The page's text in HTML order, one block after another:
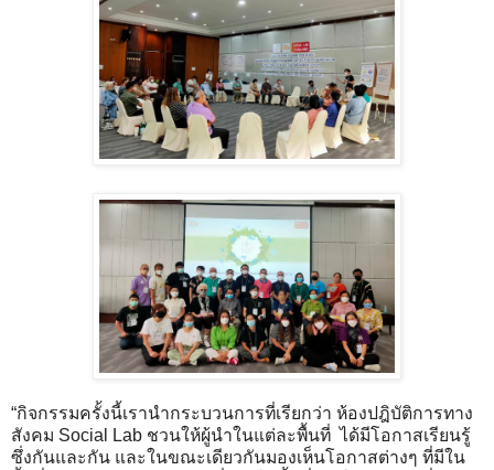
“กิจกรรมครั้งนี้เรานำกระบวนการที่เรียกว่า ห้องปฎิบัติการทาง
สังคม Social Lab ชวนให้ผู้นำในแต่ละพื้นที่ ได้มีโอกาสเรียนรู้
ซึ่งกันและกัน และในขณะเดียวกันมองเห็นโอกาสต่างๆ ที่มีใน